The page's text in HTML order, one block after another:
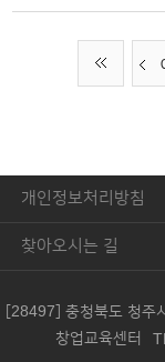
개인정보처리방침
찾아오시는 길
[28497] 충청북도 청주
창업교육센터